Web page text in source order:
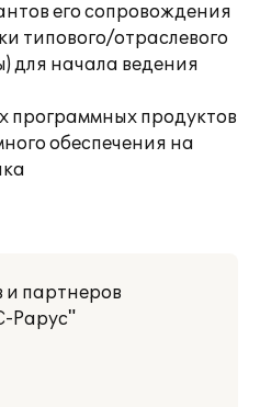
его сопровождения
типового/отраслевого
для начала ведения
продуктов
обеспечения на
и партнеров
Рарус"